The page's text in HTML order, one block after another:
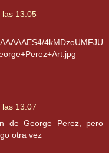
las 13:05
4kMDzoUMFJU
las 13:07
de George Perez, pero
otra vez